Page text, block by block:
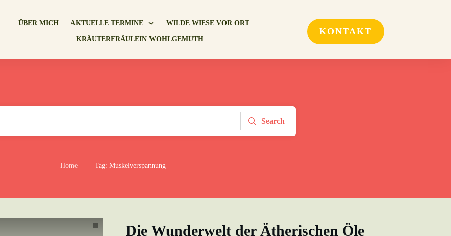
ÜBER MICH AKTUELLE TERMINE WILDE WIESE VOR ORT
KRÄUTERFRÄULEIN WOHLGEMUTH
KONTAKT
Search
Home | Tag: Muskelverspannung
Die Wunderwelt der Ätherischen Öle